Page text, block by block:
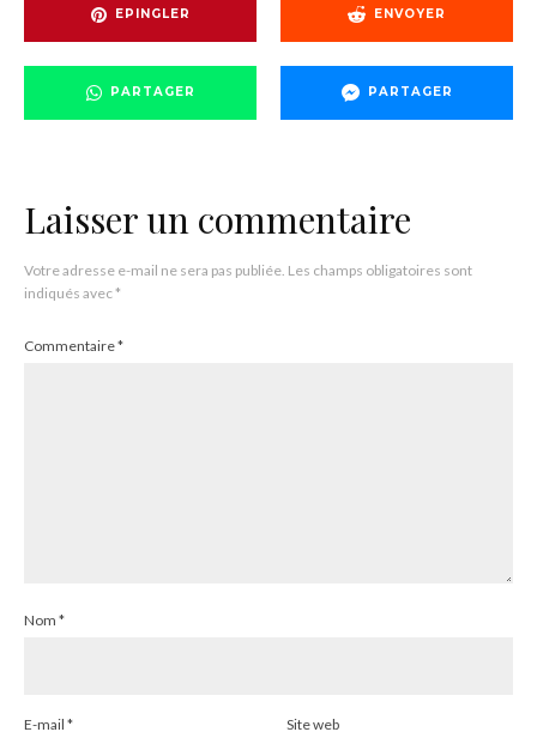
EPINGLER ENVOYER
PARTAGER PARTAGER
Laisser un commentaire
Votre adresse e-mail ne sera pas publiée. Les champs obligatoires sont
indiqués avec*
Commentaire*
Nom *
E-mail * Site web